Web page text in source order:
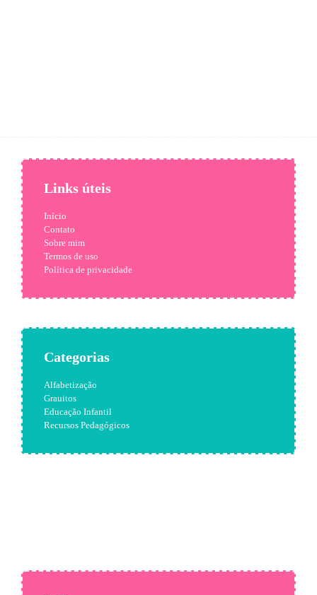
Links úteis
Início
Contato
Sobre mim
Termos de uso
Política de privacidade
Categorias
Alfabetização
Grauitos
Educação Infantil
Recursos Pedagógicos